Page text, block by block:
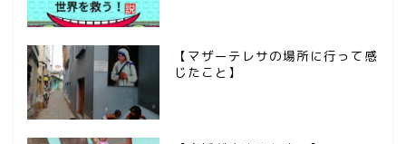
【マザーテレサの場所に行って感
じたこと】